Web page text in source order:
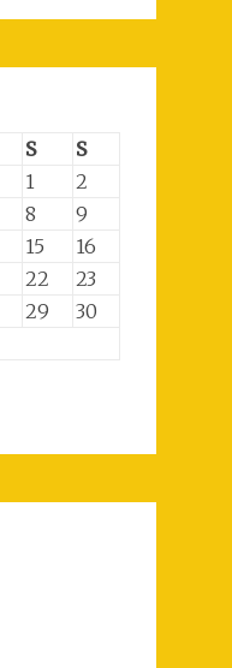
S
S
1
2
8
9
15
16
22
23
29
30